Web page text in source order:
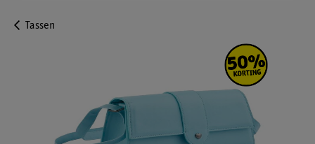
Tassen